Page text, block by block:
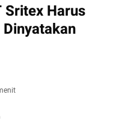
Harus